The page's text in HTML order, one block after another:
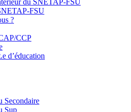
FSU
?
CCP
d’éducation
Secondaire
Sup